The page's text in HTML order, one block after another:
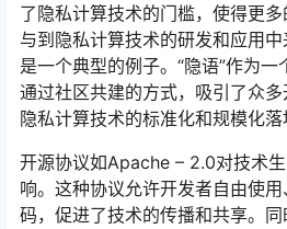
了隐私计算技术的门槛，使得更
与到隐私计算技术的研发和应用
是一个典型的例子。“隐语”作为一
通过社区共建的方式，吸引了众
隐私计算技术的标准化和规模化落
开源协议如Apache – 2.0对技术
响。这种协议允许开发者自由使
码，促进了技术的传播和共享。